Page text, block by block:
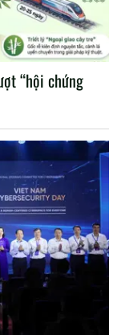
“hội chứng